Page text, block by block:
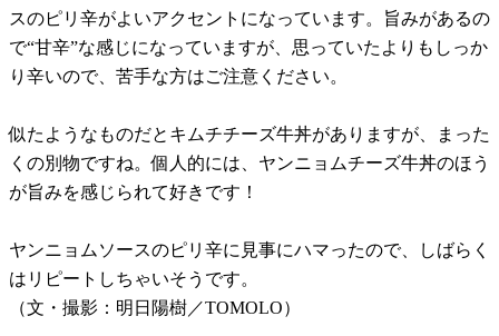
スのピリ辛がよいアクセントになっています。旨みがあるの
で“甘辛”な感じになっていますが、思っていたよりもしっか
り辛いので、苦手な方はご注意ください。
似たようなものだとキムチチーズ牛丼がありますが、まった
くの別物ですね。個人的には、ヤンニョムチーズ牛丼のほう
が旨みを感じられて好きです！
ヤンニョムソースのピリ辛に見事にハマったので、しばらく
はリピートしちゃいそうです。
（文・撮影：明日陽樹／TOMOLO）